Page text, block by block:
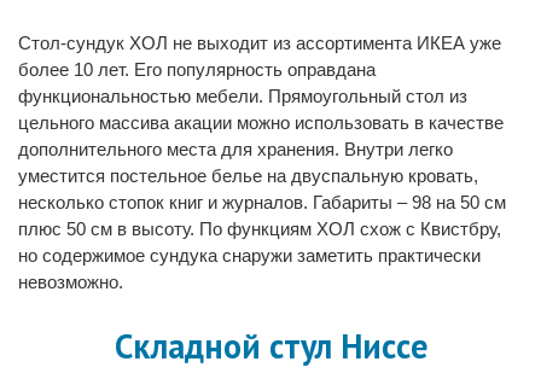
Стол-сундук ХОЛ не выходит из ассортимента ИКЕА уже
более 10 лет. Его популярность оправдана
функциональностью мебели. Прямоугольный стол из
цельного массива акации можно использовать в качестве
дополнительного места для хранения. Внутри легко
уместится постельное белье на двуспальную кровать,
несколько стопок книг и журналов. Габариты – 98 на 50 см
плюс 50 см в высоту. По функциям ХОЛ схож с Квистбру,
но содержимое сундука снаружи заметить практически
невозможно.
Складной стул Ниссе